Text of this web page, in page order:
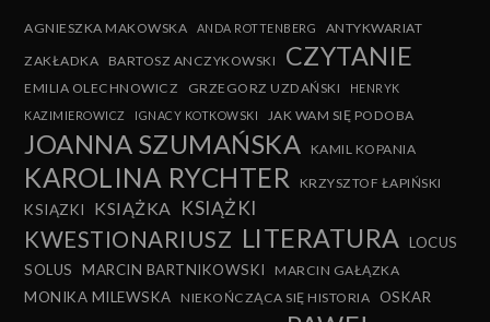
AGNIESZKA MAKOWSKA ANDA ROTTENBERG
ANTYKWARIAT
ZAKŁADKA
BARTOSZ ANCZYKOWSKI CZYTANIE
EMILIA OLECHNOWICZ GRZEGORZ UZDAŃSKI
HENRYK
KAZIMIEROWICZ
IGNACY KOTKOWSKI JAK WAM SIĘ PODOBA
JOANNA SZUMAŃSKA KAMIL KOPANIA
KAROLINA RYCHTER KRZYSZTOF ŁAPIŃSKI
KSIĄZKI KSIĄŻKA KSIĄŻKI
KWESTIONARIUSZ LITERATURA LOCUS
SOLUS
MARCIN BARTNIKOWSKI MARCIN GAŁĄZKA
MONIKA MILEWSKA NIEKOŃCZĄCA SIĘ HISTORIA OSKAR